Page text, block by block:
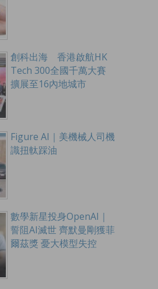
創科出海 香港啟航HK
Tech 300全國千萬大賽
擴展至16內地城市
Figure AI｜美機械人司機
識扭軚踩油
數學新星投身OpenAI｜
誓阻AI滅世 齊默曼剛獲菲
爾茲獎 憂大模型失控